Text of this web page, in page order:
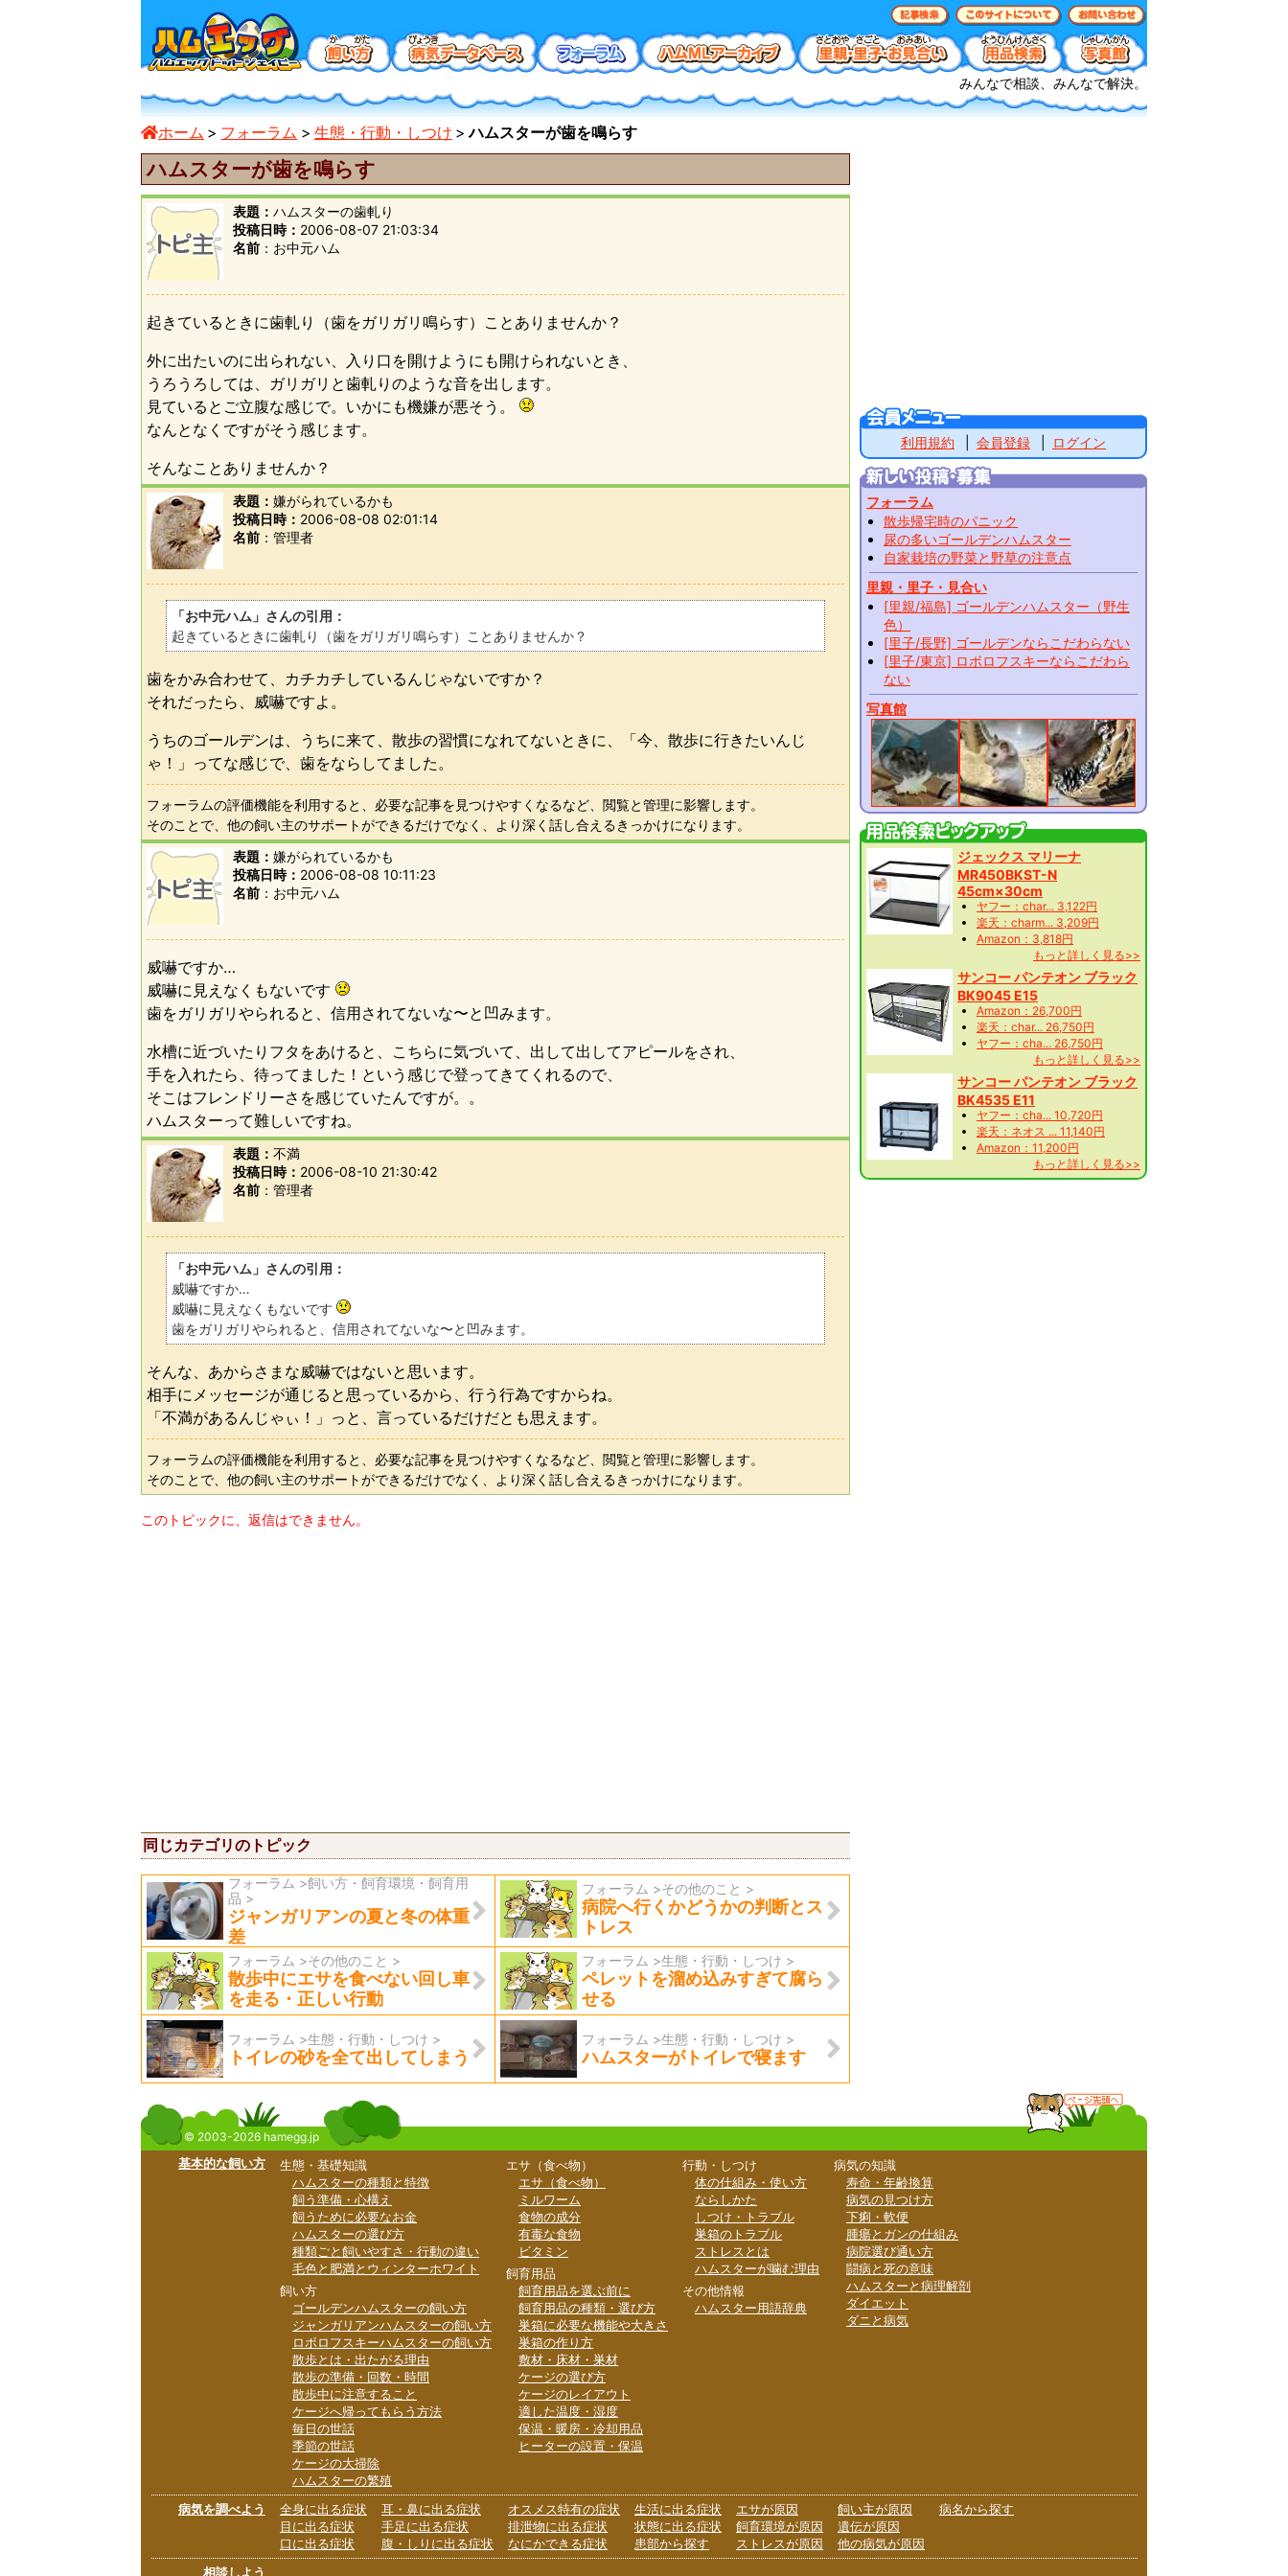
みんなで相談、みんなで解決。
ホーム フォーラム 生態・行動・しつけ ハムスターが歯を鳴らす
ハムスターが歯を鳴らす
表題： ハムスターの歯軋り
投稿日時： 2006-08-07 21:03:34
名前
お中元ハム
起きているときに歯軋り（歯をガリガリ鳴らす）ことありませんか？
外に出たいのに出られない、入り口を開けようにも開けられないとき、
うろうろしては、ガリガリと歯軋りのような音を出します。
見ているとご立腹な感じで。いかにも機嫌が悪そう。
なんとなくですがそう感じます。
そんなことありませんか？
表題： 嫌がられているかも
投稿日時： 2006-08-08 02:01:14
名前
管理者
「お中元ハム」さんの引用：
起きているときに歯軋り（歯をガリガリ鳴らす）ことありませんか？
歯をかみ合わせて、カチカチしているんじゃないですか？
それだったら、威嚇ですよ。
うちのゴールデンは、うちに来て、散歩の習慣になれてないときに、「今、散歩に行きたいんじ
ゃ！」ってな感じで、歯をならしてました。
フォーラムの評価機能を利用すると、必要な記事を見つけやすくなるなど、閲覧と管理に影響します。
そのことで、他の飼い主のサポートができるだけでなく、より深く話し合えるきっかけになります。
表題： 嫌がられているかも
投稿日時： 2006-08-08 10:11:23
名前
お中元ハム
威嚇ですか…
威嚇に見えなくもないです
歯をガリガリやられると、信用されてないな〜と凹みます。
水槽に近づいたりフタをあけると、こちらに気づいて、出して出してアピールをされ、
手を入れたら、待ってました！という感じで登ってきてくれるので、
そこはフレンドリーさを感じていたんですが。。
ハムスターって難しいですね。
表題： 不満
投稿日時： 2006-08-10 21:30:42
名前
管理者
「お中元ハム」さんの引用：
威嚇ですか…
威嚇に見えなくもないです
歯をガリガリやられると、信用されてないな〜と凹みます。
そんな、あからさまな威嚇ではないと思います。
相手にメッセージが通じると思っているから、行う行為ですからね。
「不満があるんじゃぃ！」っと、言っているだけだとも思えます。
フォーラムの評価機能を利用すると、必要な記事を見つけやすくなるなど、閲覧と管理に影響します。
そのことで、他の飼い主のサポートができるだけでなく、より深く話し合えるきっかけになります。
このトピックに、返信はできません。
同じカテゴリのトピック
フォーラム >飼い方・飼育環境・飼育用
品 >
ジャンガリアンの夏と冬の体重
差
フォーラム >その他のこと >
病院へ行くかどうかの判断とス
トレス
フォーラム >その他のこと >
散歩中にエサを食べない回し車
を走る・正しい行動
フォーラム >生態・行動・しつけ >
ペレットを溜め込みすぎて腐ら
せる
フォーラム >生態・行動・しつけ >
トイレの砂を全て出してしまう
フォーラム >生態・行動・しつけ >
ハムスターがトイレで寝ます
利用規約 会員登録 ログイン
フォーラム
散歩帰宅時のパニック
尿の多いゴールデンハムスター
自家栽培の野菜と野草の注意点
里親・里子・見合い
[里親/福島] ゴールデンハムスター（野生
色）
[里子/長野] ゴールデンならこだわらない
[里子/東京] ロボロフスキーならこだわら
ない
写真館
ジェックス マリーナ
MR450BKST-N
45cm×30cm
ヤフー：char... 3,122円
楽天：charm... 3,209円
Amazon：3,818円
もっと詳しく見る>>
サンコー パンテオン ブラック
BK9045 E15
Amazon：26,700円
楽天：char... 26,750円
ヤフー：cha... 26,750円
もっと詳しく見る>>
サンコー パンテオン ブラック
BK4535 E11
ヤフー：cha... 10,720円
楽天：ネオス ... 11,140円
Amazon：11,200円
もっと詳しく見る>>
© 2003-2026 hamegg.jp
基本的な飼い方
生態・基礎知識
ハムスターの種類と特徴
飼う準備・心構え
飼うために必要なお金
ハムスターの選び方
種類ごと飼いやすさ・行動の違い
毛色と肥満とウィンターホワイト
飼い方
ゴールデンハムスターの飼い方
ジャンガリアンハムスターの飼い方
ロボロフスキーハムスターの飼い方
散歩とは・出たがる理由
散歩の準備・回数・時間
散歩中に注意すること
ケージへ帰ってもらう方法
毎日の世話
季節の世話
ケージの大掃除
ハムスターの繁殖
エサ（食べ物）
エサ（食べ物）
ミルワーム
食物の成分
有毒な食物
ビタミン
飼育用品
飼育用品を選ぶ前に
飼育用品の種類・選び方
巣箱に必要な機能や大きさ
巣箱の作り方
敷材・床材・巣材
ケージの選び方
ケージのレイアウト
適した温度・湿度
保温・暖房・冷却用品
ヒーターの設置・保温
行動・しつけ
体の仕組み・使い方
ならしかた
しつけ・トラブル
巣箱のトラブル
ストレスとは
ハムスターが噛む理由
その他情報
ハムスター用語辞典
病気の知識
寿命・年齢換算
病気の見つけ方
下痢・軟便
腫瘍とガンの仕組み
病院選び通い方
闘病と死の意味
ハムスターと病理解剖
ダイエット
ダニと病気
病気を調べよう
全身に出る症状
目に出る症状
口に出る症状
耳・鼻に出る症状
手足に出る症状
腹・しりに出る症状
オスメス特有の症状
排泄物に出る症状
なにかできる症状
生活に出る症状
状態に出る症状
患部から探す
エサが原因
飼育環境が原因
ストレスが原因
飼い主が原因
遺伝が原因
他の病気が原因
病名から探す
相談しよう